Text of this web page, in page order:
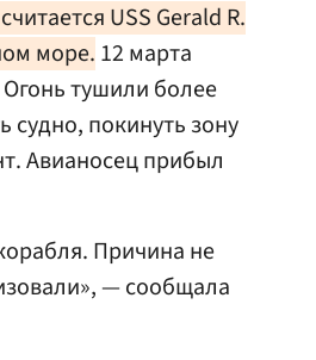
USS Gerald R.
море. 12 марта
тушили более
судно, покинуть зону
Авианосец прибыл
Причина не
— сообщала